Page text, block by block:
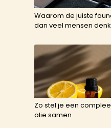
Waarom de juiste
dan veel mensen
Zo stel je een
olie samen